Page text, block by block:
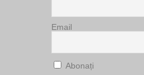
Email
Abonați